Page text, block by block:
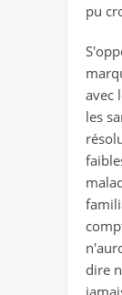
pu
avec
les
dire